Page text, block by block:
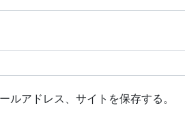
ルアドレス、サイトを保存する。